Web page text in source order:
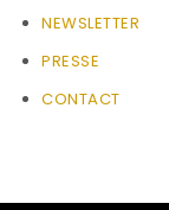
NEWSLETTER
PRESSE
CONTACT